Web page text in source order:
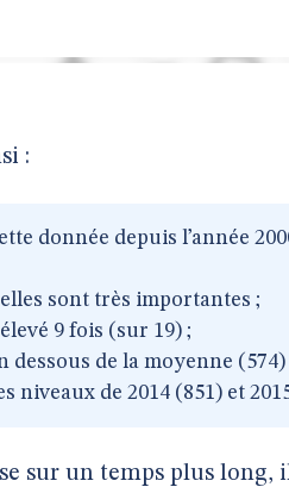
:
donnée depuis l’année
sont très importantes ;
9 fois (sur 19) ;
dessous de la moyenne (574)
niveaux de 2014 (851) et
sur un temps plus long,